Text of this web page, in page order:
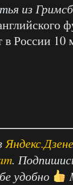
из
России 10
Яндекс.Дзене
.
удобно